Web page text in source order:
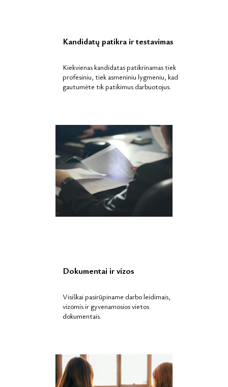
Kandidatų patikra ir testavimas
Kiekvienas kandidatas patikrinamas tiek
profesiniu, tiek asmeniniu lygmeniu, kad
gautumėte tik patikimus darbuotojus.
Dokumentai ir vizos
Visiškai pasirūpiname darbo leidimais,
vizomis ir gyvenamosios vietos
dokumentais.